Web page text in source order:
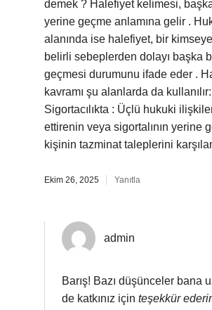
demek ? Halefiyet kelimesi,
yerine geçme anlamına gelir .
alanında ise halefiyet, bir
belirli sebeplerden dolayı başka
geçmesi durumunu ifade eder .
kavramı şu alanlarda da kullanılır:
Sigortacılıkta : Üçlü hukuki
ettirenin veya sigortalının yerine
kişinin tazminat taleplerini
Ekim 26, 2025 Yanıtla
admin
Barış! Bazı düşünceler bana
de katkınız için teşekkür